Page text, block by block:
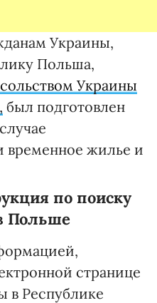
Украины,
Польша,
Украины
был подготовлен
временное жилье и
по поиску
Польше
странице
в Республике